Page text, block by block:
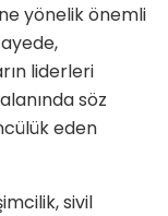
yönelik önemli
liderleri
söz
eden
sivil